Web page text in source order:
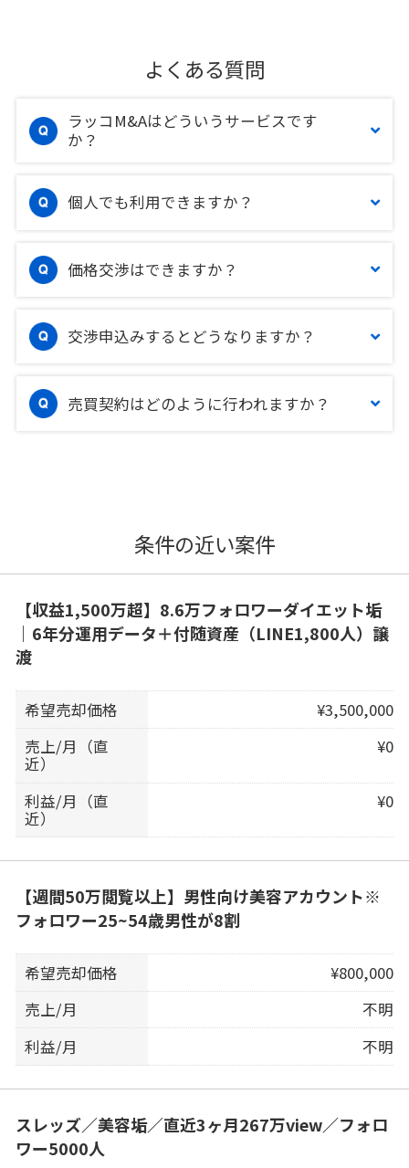
よくある質問
ラッコM&Aはどういうサービスです
か？
個人でも利用できますか？
価格交渉はできますか？
交渉申込みするとどうなりますか？
売買契約はどのように行われますか？
条件の近い案件
【収益1,500万超】8.6万フォロワーダイエット垢
｜6年分運用データ＋付随資産（LINE1,800人）譲
渡
希望売却価格
¥3,500,000
売上/月（直
近）
¥0
利益/月（直
近）
¥0
【週間50万閲覧以上】男性向け美容アカウント※
フォロワー25~54歳男性が8割
希望売却価格
¥800,000
売上/月
不明
利益/月
不明
スレッズ／美容垢／直近3ヶ月267万view／フォロ
ワー5000人